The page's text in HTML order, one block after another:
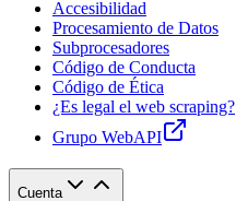
Accesibilidad
Procesamiento de Datos
Subprocesadores
Código de Conducta
Código de Ética
¿Es legal el web scraping?
Grupo WebAPI
Cuenta